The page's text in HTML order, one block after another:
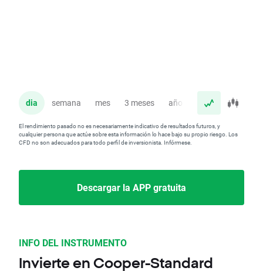
dia semana mes 3 meses año
El rendimiento pasado no es necesariamente indicativo de resultados futuros, y
cualquier persona que actúe sobre esta información lo hace bajo su propio riesgo. Los
CFD no son adecuados para todo perfil de inversionista. Infórmese.
Descargar la APP gratuita
INFO DEL INSTRUMENTO
Invierte en Cooper-Standard